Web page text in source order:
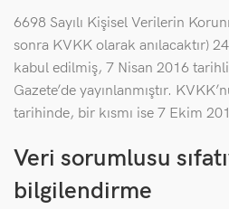
6698 Sayılı Kişisel Verilerin
sonra KVKK olarak anılacaktır)
kabul edilmiş, 7 Nisan 2016 tarihli
Gazete’de yayınlanmıştır.
tarihinde, bir kısmı ise 7 Ekim
Veri sorumlusu
bilgilendirme